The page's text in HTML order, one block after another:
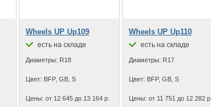
Wheels UP Up109
есть на складе
Диаметры: R18
Цвет: BFP, GB, S
Цены: от 12 645 до 13 164 р.
Wheels UP Up110
есть на складе
Диаметры: R17
Цвет: BFP, GB, S
Цены: от 11 751 до 12 282 р.